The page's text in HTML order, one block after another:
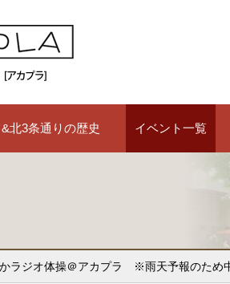
北3条通りの歴史 イベント一覧
ジオ体操＠アカプラ ※雨天予報のため